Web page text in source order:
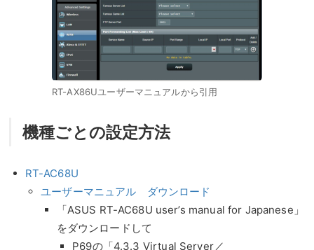
RT-AX86Uユーザーマニュアルから引用
機種ごとの設定方法
RT-AC68U
ユーザーマニュアル ダウンロード
「ASUS RT-AC68U user’s manual for Japanese」
をダウンロードして
P69の「4.3.3 Virtual Server／